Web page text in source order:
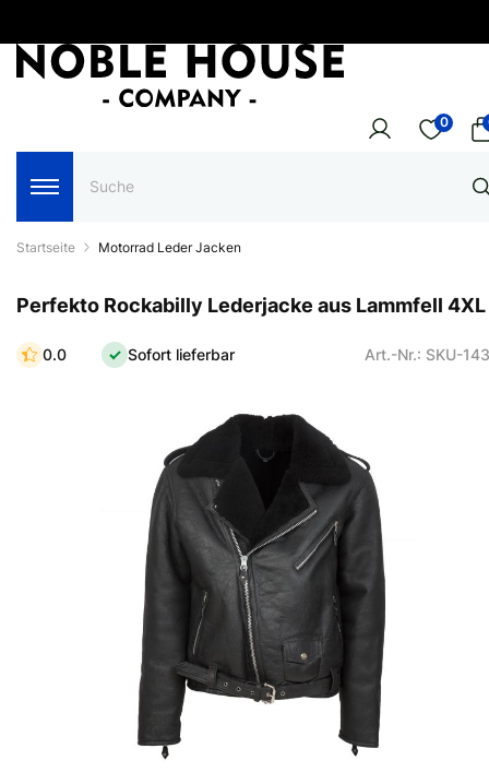
0
Startseite Motorrad Leder Jacken
Perfekto Rockabilly Lederjacke aus Lammfell 4XL
0.0 Sofort lieferbar Art.-Nr.: SKU-